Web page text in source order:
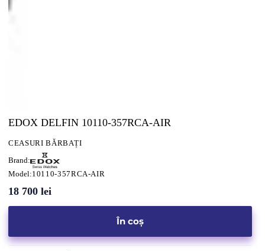
EDOX DELFIN 10110-357RCA-AIR
CEASURI BĂRBAȚI
Brand:
Model:10110-357RCA-AIR
18 700 lei
În coș